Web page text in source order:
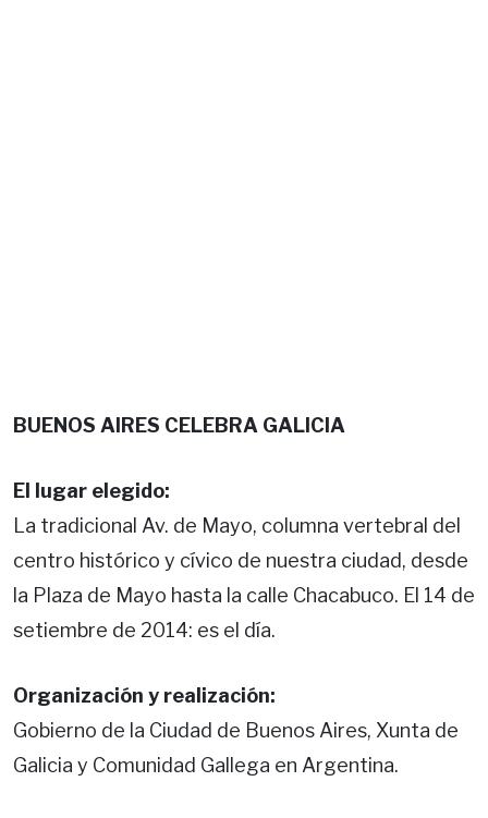
BUENOS AIRES CELEBRA GALICIA
El lugar elegido:
La tradicional Av. de Mayo, columna vertebral del
centro histórico y cívico de nuestra ciudad, desde
la Plaza de Mayo hasta la calle Chacabuco. El 14 de
setiembre de 2014: es el día.
Organización y realización:
Gobierno de la Ciudad de Buenos Aires, Xunta de
Galicia y Comunidad Gallega en Argentina.